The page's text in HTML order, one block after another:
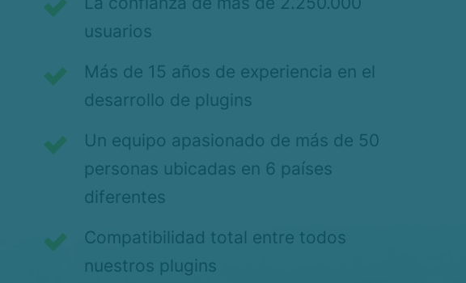
usuarios
Más de 15 años de experiencia en el
desarrollo de plugins
Un equipo apasionado de más de 50
personas ubicadas en 6 países
diferentes
Compatibilidad total entre todos
nuestros plugins